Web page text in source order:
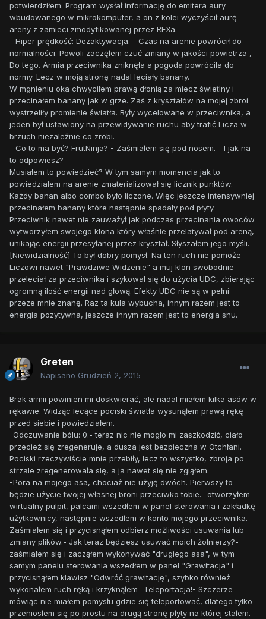
potwierdziłem. Program wysłał informację do emitera aury
wbudowanego w mikrokomputer, a on z kolei wyczyścił aurę
areny z zamieci zmodyfikowanej przez REXa.
- Hiper prędkość: Dezaktywacja. - Czas na arenie powrócił do
normalności. Powoli zaczęłem czuć zmiany w jakości powietrza ,
Do tego. Armia przeciwnika zniknęła a pogoda powróciła do
normy. Lecz w moją stronę nadal leciały banany.
W mgnieniu oka chwyciłem prawą dłonią za miecz świetlny i
przecinałem banany jak w grze. Zaś z kryształów na mojej zbroi
wystrzeliły promienie światła. Były wycelowane w przeciwnika, a
jeden był ustawiony na przewidywanie ruchu aby trafić Licza w
brzuch niezależnie co zrobi.
- Co to ma być? FrutNinja? - Zaśmiałem się pod nosem. - I jak na
to odpowiesz?
Musiałem to powiedzieć? W tym samym momencia jak to
powiedziałem na arenie zmaterializował się licznik punktów.
Każdy banan albo combo było liczone. Więc jeszcze intensywniej
przecinałem banany które następnie spadały pod płyty.
Przeciwnik nawet nie zauważył jak podczas przecinania owoców
wytworzyłem swojego klona który właśnie przelatywał pod areną,
unikając energii przesyłanej przez kryształ. Słyszałem jego myśli.
[Niewidzialność] To był dobry pomysł. Na ten ruch nie pomoże
Liczowi nawet "Prawdziwe Widzenie" a muj klon swobodnie
przeleciał za przeciwnika i szykował się do uźycia UDC, zbierając
ogromną ilość energii nad głową. Efekty UDC nie są w pełni
przeze mnie znanę. Raz ta kula wybucha, innym razem jest to
energia pozytywna, jeszcze innym razem jest to energia snu.
Greten
Napisano Grudzień 2, 2015
Brak armii powinien mi doskwierać, ale nadal miałem kilka asów w
rękawie. Widząc lecące pociski światła wysunąłem prawą rękę
przed siebie i powiedziałem.
-Odczuwanie bólu: 0.- teraz nic nie mogło mi zaszkodzić, ciało
przecież się zregeneruje, a dusza jest bezpieczna w Otchłani.
Pociski rzeczywiście mnie przebiły, lecz to wszystko, zbroja po
strzale zregenerowała się, a ja nawet się nie zgiąłem.
-Pora na mojego asa, chociaż nie użyję dwóch. Pierwszy to
będzie użycie twojej własnej broni przeciwko tobie.- otworzyłem
wirtualny pulpit, palcami wszedłem w panel sterowania i zakładkę
użytkownicy, następnie wszedłem w konto mojego przeciwnika.
Zaśmiałem się i przycisnąłem odbierz możliwości usuwania lub
zmiany plików.- Jak teraz będziesz usuwać moich żołnierzy?-
zaśmiałem się i zacząłem wykonywać "drugiego asa", w tym
samym panelu sterowania wszedłem w panel "Grawitacja" i
przycisnąłem klawisz "Odwróć grawitację", szybko również
wykonałem ruch ręką i krzyknąłem- Teleportacja!- Szczerze
mówiąc nie miałem pomysłu gdzie się teleportować, dlatego tylko
przeniosłem się po prostu na drugą stronę płyty na której stałem.